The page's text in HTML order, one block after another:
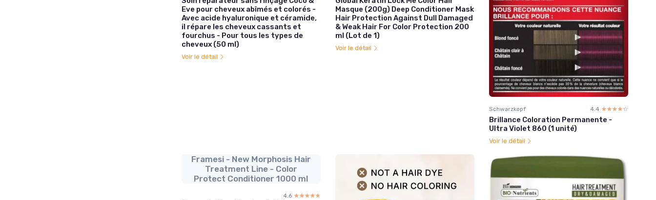
Eve pour cheveux abîmés et colorés -
Avec acide hyaluronique et céramide,
il répare les cheveux cassants et
fourchus - Pour tous les types de
cheveux (50 ml)
Voir le détail
Masque (200g) Deep Conditioner Mask
Hair Protection Against Dull Damaged
& Weak Hair For Color Protection 200
ml (Lot de 1)
Voir le détail
Schwarzkopf 4.4 ☆☆☆☆☆
★★★★★
Brillance Coloration Permanente -
Ultra Violet 860 (1 unité)
Voir le détail
Framesi - New Morphosis Hair
Treatment Line - Color
Protect Conditioner 1000 ml
4.6 ☆☆☆☆☆
★★★★★